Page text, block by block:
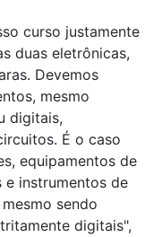
curso justamente
duas eletrônicas,
Devemos
mesmo
digitais,
É o caso
equipamentos de
e instrumentos de
sendo
digitais",